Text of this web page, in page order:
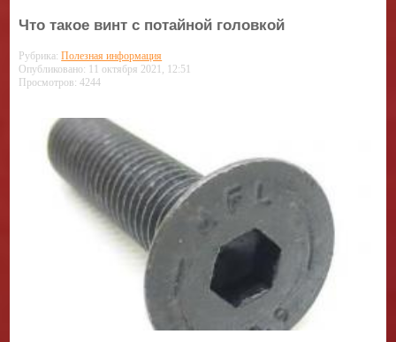
Что такое винт с потайной головкой
Рубрика:Полезная информация
Опубликовано: 11 октября 2021, 12:51
Просмотров: 4244